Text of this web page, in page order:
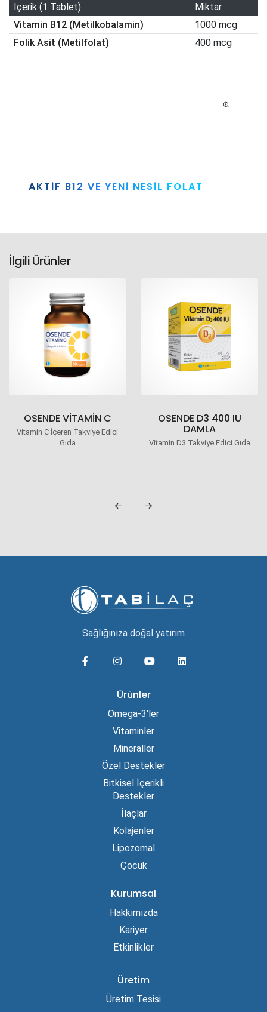
İçerik (1 Tablet)
Miktar
Vitamin B12 (Metilkobalamin)
1000 mcg
Folik Asit (Metilfolat)
400 mcg
AKTIF B12 VE YENI NESIL FOLAT
İlgili Ürünler
OSENDE VITAMIN C
Vitamin C İçeren Takviye Edici
Gıda
OSENDE D3 400 IU
DAMLA
Vitamin D3 Takviye Edici Gıda
Sağlığınıza doğal yatırım
Ürünler
Omega-3'ler
Vitaminler
Mineraller
Özel Destekler
Bitkisel İçerikli
Destekler
İlaçlar
Kolajenler
Lipozomal
Çocuk
Kurumsal
Hakkımızda
Kariyer
Etkinlikler
Üretim
Üretim Tesisi